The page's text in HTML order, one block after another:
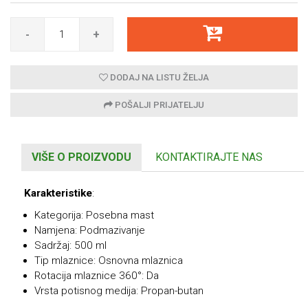
- +
DODAJ NA LISTU ŽELJA
POŠALJI PRIJATELJU
VIŠE O PROIZVODU KONTAKTIRAJTE NAS
Karakteristike:
Kategorija: Posebna mast
Namjena: Podmazivanje
Sadržaj: 500 ml
Tip mlaznice: Osnovna mlaznica
Rotacija mlaznice 360°: Da
Vrsta potisnog medija: Propan-butan